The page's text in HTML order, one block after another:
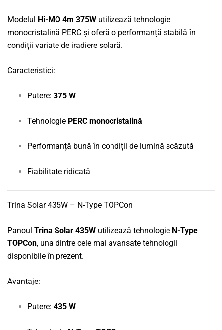
Modelul Hi-MO 4m 375W utilizează tehnologie
monocristalină PERC și oferă o performanță stabilă în
condiții variate de iradiere solară.
Caracteristici:
Putere: 375 W
Tehnologie PERC monocristalină
Performanță bună în condiții de lumină scăzută
Fiabilitate ridicată
Trina Solar 435W – N-Type TOPCon
Panoul Trina Solar 435W utilizează tehnologie N-Type
TOPCon, una dintre cele mai avansate tehnologii
disponibile în prezent.
Avantaje:
Putere: 435 W